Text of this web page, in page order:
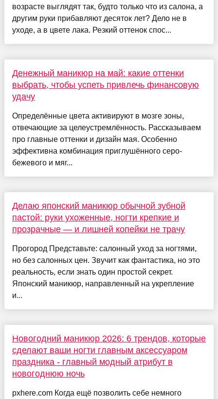
возрасте выглядят так, будто только что из салона, а
другим руки прибавляют десяток лет? Дело не в
уходе, а в цвете лака. Резкий оттенок спос...
Денежный маникюр на май: какие оттенки
выбрать, чтобы успеть привлечь финансовую
удачу
Определённые цвета активируют в мозге зоны,
отвечающие за целеустремлённость. Рассказываем
про главные оттенки и дизайн мая. Особенно
эффективна комбинация приглушённого серо-
бежевого и мяг...
Делаю японский маникюр обычной зубной
пастой: руки ухоженные, ногти крепкие и
прозрачные — и лишней копейки не трачу
Прогород Представьте: салонный уход за ногтями,
но без салонных цен. Звучит как фантастика, но это
реальность, если знать один простой секрет.
Японский маникюр, направленный на укрепление
и...
Новогодний маникюр 2026: 6 трендов, которые
сделают ваши ногти главным аксессуаром
праздника - главный модный атрибут в
новогоднюю ночь
pxhere.com Когда ещё позволить себе немного